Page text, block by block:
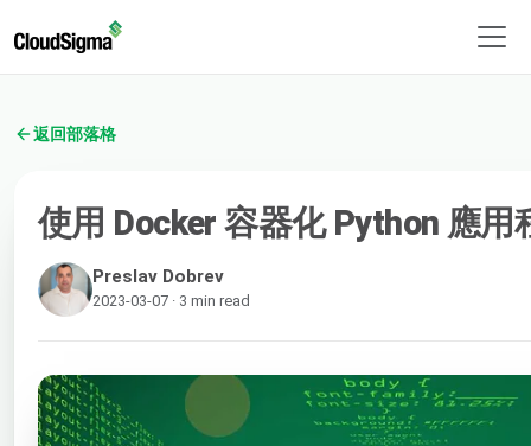
返回部落格
使用 Docker 容器化 Python 應用
Preslav Dobrev
2023-03-07 · 3 min read